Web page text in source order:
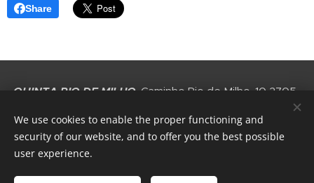
Share
QUINTA RIO DE MILHO , Caminho Rio de Milho, 10 2705-
Cookies
We use cookies to enable the proper functioning and
security of our website, and to offer you the best possible
user experience.